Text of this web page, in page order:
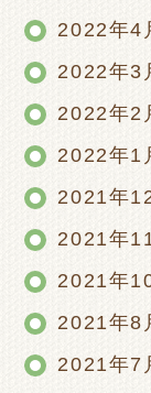
2022年4
2022年3
2022年2
2022年1
2021年
2021年
2021年
2021年8
2021年7